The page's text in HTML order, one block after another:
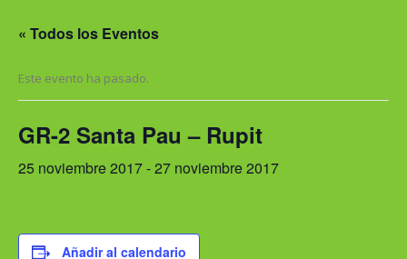
« Todos los Eventos
Este evento ha pasado.
GR-2 Santa Pau – Rupit
25 noviembre 2017-27 noviembre 2017
Añadir al calendario